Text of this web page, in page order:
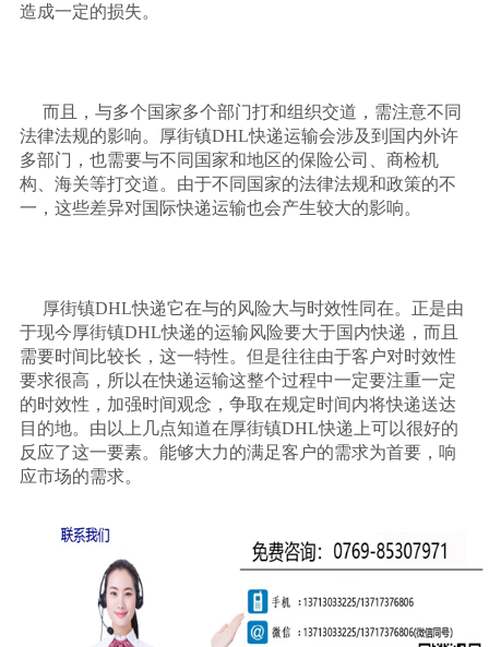
造成一定的损失。
而且，与多个国家多个部门打和组织交道，需注意不同
法律法规的影响。厚街镇DHL快递运输会涉及到国内外许
多部门，也需要与不同国家和地区的保险公司、商检机
构、海关等打交道。由于不同国家的法律法规和政策的不
一，这些差异对国际快递运输也会产生较大的影响。
厚街镇DHL快递它在与的风险大与时效性同在。正是由
于现今厚街镇DHL快递的运输风险要大于国内快递，而且
需要时间比较长，这一特性。但是往往由于客户对时效性
要求很高，所以在快递运输这整个过程中一定要注重一定
的时效性，加强时间观念，争取在规定时间内将快递送达
目的地。由以上几点知道在厚街镇DHL快递上可以很好的
反应了这一要素。能够大力的满足客户的需求为首要，响
应市场的需求。